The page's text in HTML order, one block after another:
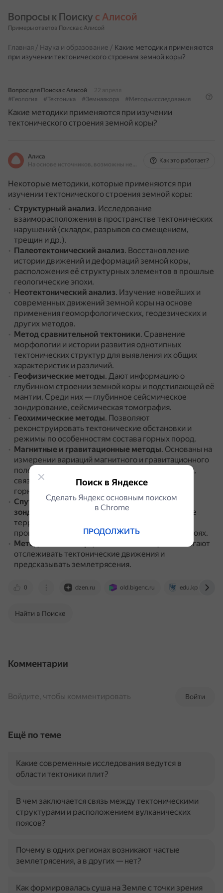
Вопросы к Поиску с Алисой
Примеры ответов Поиска с Алисой
Главная / Наука и образование / Какие методики применяются
при изучении тектонического строения земной коры?
Вопрос для Поиска с Алисой
22 апреля
#Геология
#Тектоника #Земнаякора #Методыисследования
Какие методики применяются при изучении
тектонического строения земной коры?
Алиса
На основе источников, возможны неточности
Как это работает?
Некоторые методики, которые применяются при
изучении тектонического строения земной коры:
Структурный анализ. Исследование
взаиморасположения в пространстве тектонических
нарушений (складок, разрывов со смещением,
трещин и др.).
Палеотектонический анализ. Восстановление
истории движений и деформаций земной коры,
расположения её структурных элементов в прошлые
геологические эпохи.
Неотектонический анализ. Изучение новейших и
современных движений земной коры на основе
применения геоморфологических, геодезических и
других методов.
Метод сравнительной тектоники. Сравнение
морфологии и истории развития однотипных
тектонических структур для выявления их общих
характеристик и различий.
Геофизические методы. Дают информацию о
глубинном строении земной коры и подстилающей её
мантии. Среди них — глубинное сейсмическое
зондирование, сейсмическая томография.
Геохимические методы. Позволяют
реконструировать тектонические обстановки и
режимы по особенностям состава горных пород.
Магнитные и гравитационные методы. Основаны на
измерении вариаций магнитного и гравитационного
полей Земли.
Это позволяет выявлять аномалии,
связанные с различиями в составе и плотности
горных пород.
Спутниковые технологии и дистанционное
зондирование
Позволяют исследовать большие
территории и анализировать изменения,
происходящие на поверхности и в подземных слоях.
Методы GPS и инерциальной навигации
Помогают
отслеживать тектонические движения и
предсказывать землетрясения.
0 dzen.ru old.bigenc.ru edu.kpfu.ru
Найти в Поиске
Комментарии
Войти
Войдите, чтобы комментировать
Ещё по теме
Какие современные исследования ведутся в
области тектоники плит?
В чем заключается связь между тектоническими
структурами и расположением вулканических
поясов?
Почему в одних регионах возникают частые
землетрясения, а в других — нет?
Как формировалась суша на Земле с точки зрения
Поиск в Яндексе
Сделать Яндекс основным поиском
в Сhrome
ПРОДОЛЖИТЬ